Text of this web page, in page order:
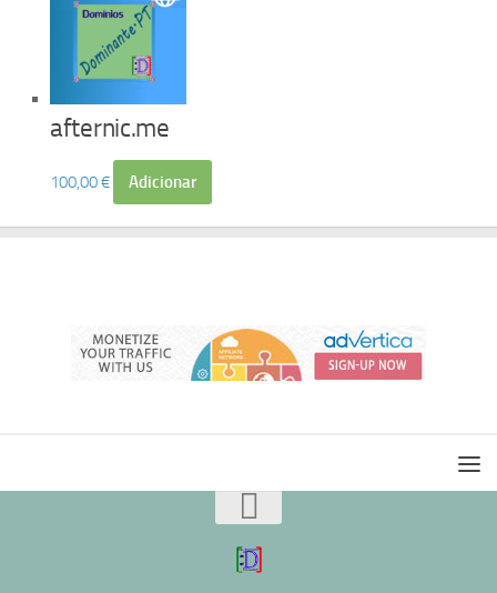
afternic.me
100,00€ Adicionar